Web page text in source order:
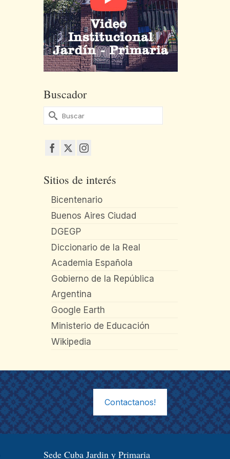
Buscador
Buscar
por:
Sitios de interés
Bicentenario
Buenos Aires Ciudad
DGEGP
Diccionario de la Real
Academia Española
Gobierno de la República
Argentina
Google Earth
Ministerio de Educación
Wikipedia
Contactanos!
Sede Cuba Jardin y Primaria